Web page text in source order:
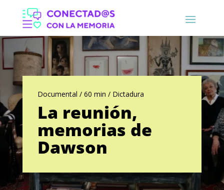
Documental / 60 min / Dictadura
La reunión,
memorias de
Dawson